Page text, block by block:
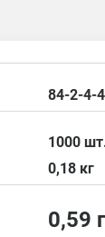
84-2-4-4
1000
0,18 кг
0,59